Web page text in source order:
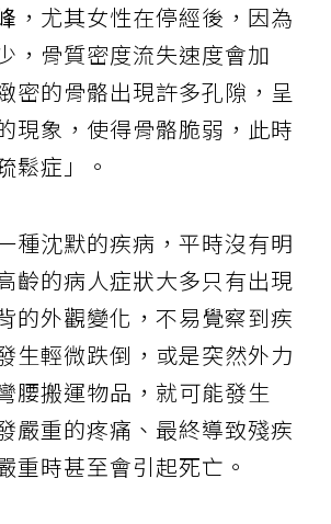
，尤其女性在停經後，因為
，骨質密度流失速度會加
密的骨骼出現許多孔隙，呈
現象，使得骨骼脆弱，此時
鬆症」。
種沈默的疾病，平時沒有明
齡的病人症狀大多只有出現
的外觀變化，不易覺察到疾
生輕微跌倒，或是突然外力
腰搬運物品，就可能發生
嚴重的疼痛、最終導致殘疾
重時甚至會引起死亡。